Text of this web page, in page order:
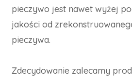
pieczywo jest nawet wyżej
jakości od
pieczywa.
Zdecydowanie zalecamy